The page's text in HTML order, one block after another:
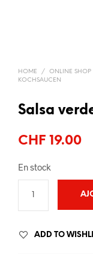
HOME / ONLINE SHOP
KOCHSAUCEN
Salsa
CHF 19.00
En stock
ADD TO